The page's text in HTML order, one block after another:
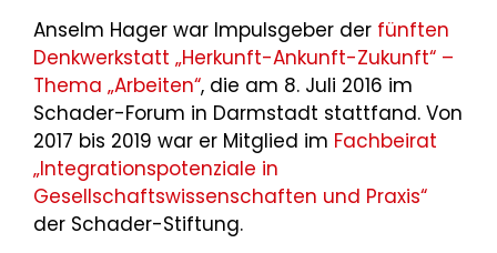
Anselm Hager war Impulsgeber der fünften
Denkwerkstatt „Herkunft-Ankunft-Zukunft“ –
Thema „Arbeiten“, die am 8. Juli 2016 im
Schader-Forum in Darmstadt stattfand. Von
2017 bis 2019 war er Mitglied im Fachbeirat
„Integrationspotenziale in
Gesellschaftswissenschaften und Praxis“
der Schader-Stiftung.